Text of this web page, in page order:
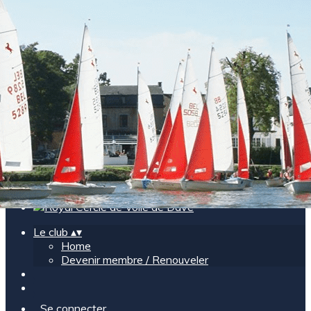
Exporter les lignes sélectionnées
Exporter toutes les colonnes
Exporter uniquement les colonnes affichées
Menu
>
Home
Devenir membre / Renouveler
Ajoutez un logo, un bouton, des réseaux sociaux
Cliquez pour éditer
Le club ▴▾
Home
Devenir membre / Renouveler
Se connecter